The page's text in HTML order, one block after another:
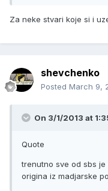
Za neke stvari koje si i
shevchenko
Posted March 9,
On 3/1/2013 at
Quote
trenutno sve od sbs
origina iz madjarske